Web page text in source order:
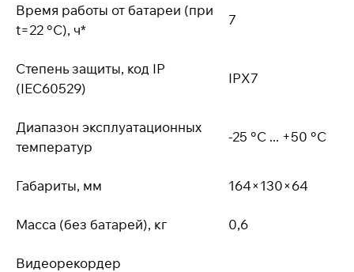
Время работы от батареи (при
t=22 °C), ч*
7
Степень защиты, код IP
(IEC60529)
IPХ7
Диапазон эксплуатационных
температур
-25 °С ... +50 °С
Габариты, мм 164×130×64
Масса (без батарей), кг 0,6
Видеорекордер